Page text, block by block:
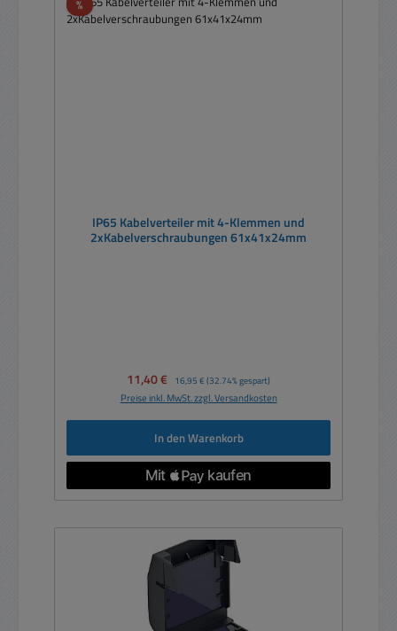
%
IP65 Kabelverteiler mit 4-Klemmen und
2xKabelverschraubungen 61x41x24mm
Verkaufspreis:
11,40 € Regulärer Preis:
16,95 € (32.74% gespart)
Preise inkl. MwSt. zzgl. Versandkosten
In den Warenkorb